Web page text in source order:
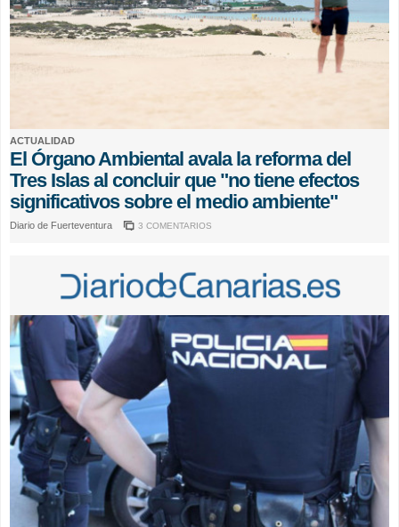
ACTUALIDAD
El Órgano Ambiental avala la reforma del
Tres Islas al concluir que "no tiene efectos
significativos sobre el medio ambiente"
Diario de Fuerteventura 3 COMENTARIOS